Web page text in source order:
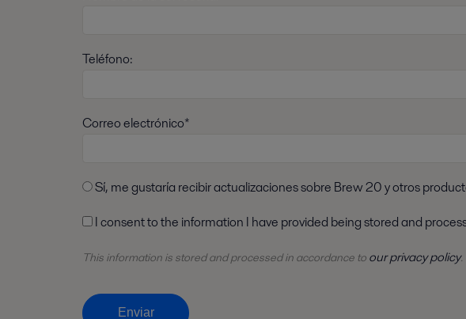
Teléfono:
Correo electrónico*
Sí, me gustaría recibir actualizaciones sobre Brew 20 y otros
I consent to the information I have provided being stored and
This information is stored andprocessedin accordance to our privacy policy.
Enviar